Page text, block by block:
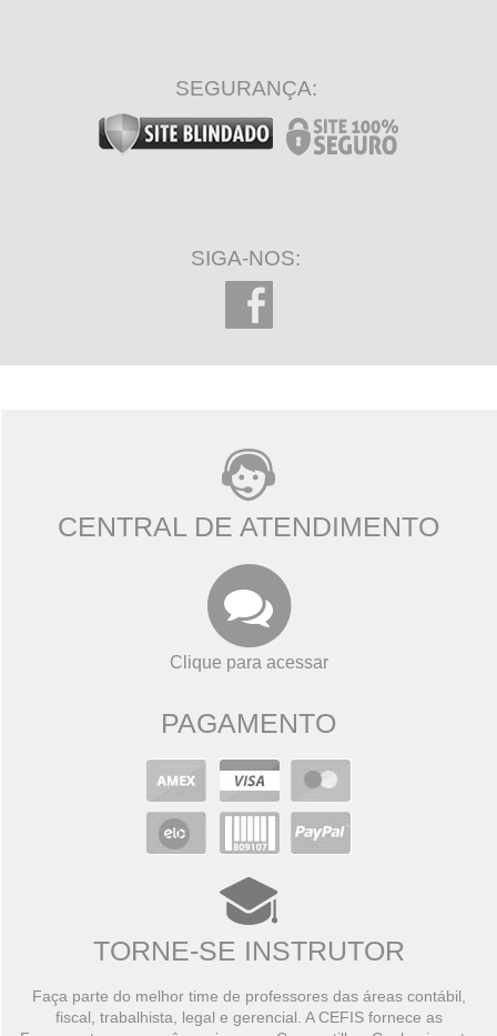
SEGURANÇA:
SIGA-NOS:
CENTRAL DE ATENDIMENTO
Clique para acessar
PAGAMENTO
TORNE-SE INSTRUTOR
Faça parte do melhor time de professores das áreas contábil,
fiscal, trabalhista, legal e gerencial. A CEFIS fornece as